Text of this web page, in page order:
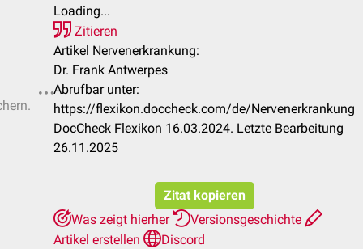
Loading...
Zitieren
Artikel Nervenerkrankung:
Dr. Frank Antwerpes
Abrufbar unter:
https://flexikon.doccheck.com/de/Nervenerkrankung
DocCheck Flexikon 16.03.2024. Letzte Bearbeitung
26.11.2025
Zitat kopieren
Was zeigt hierher
Versionsgeschichte
Artikel erstellen
Discord